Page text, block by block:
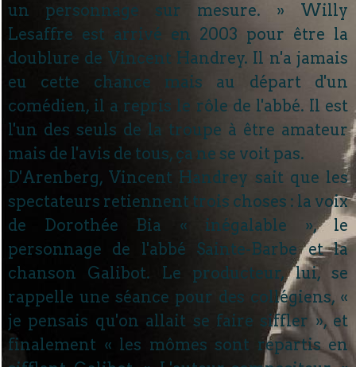
un personnage sur mesure. » Willy
Lesaffre est arrivé en 2003 pour être la
doublure de Vincent Handrey. Il n'a jamais
eu cette chance mais au départ d'un
comédien, il a repris le rôle de l'abbé. Il est
l'un des seuls de la troupe à être amateur
mais de l'avis de tous, ça ne se voit pas.
D'Arenberg, Vincent Handrey sait que les
spectateurs retiennent trois choses : la voix
de Dorothée Bia « inégalable », le
personnage de l'abbé Sainte-Barbe et la
chanson Galibot. Le producteur, lui, se
rappelle une séance pour des collégiens, «
je pensais qu'on allait se faire siffler », et
finalement « les mômes sont repartis en